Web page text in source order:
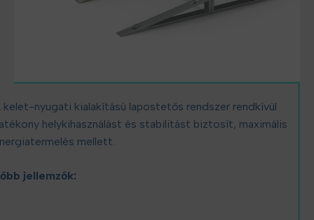
kelet-nyugati kialakítású lapostetős rendszer rendkívül
helykihasználást és stabilitást biztosít, maximális
mellett.
jellemzők: